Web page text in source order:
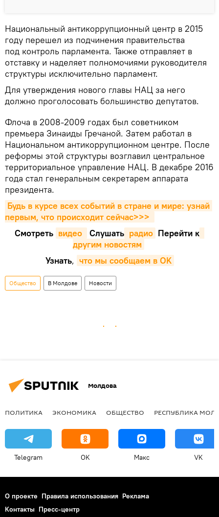
Национальный антикоррупционный центр в 2015
году перешел из подчинения правительства
под контроль парламента. Также отправляет в
отставку и наделяет полномочиями руководителя
структуры исключительно парламент.
Для утверждения нового главы НАЦ за него
должно проголосовать большинство депутатов.
Флоча в 2008-2009 годах был советником
премьера Зинаиды Гречаной. Затем работал в
Национальном антикоррупционном центре. После
реформы этой структуры возглавил центральное
территориальное управление НАЦ. В декабре 2016
года стал генеральным секретарем аппарата
президента.
Будь в курсе всех событий в стране и мире: узнай
первым, что происходит сейчаc>>>
Смотреть видео Cлушать радио Перейти к
другим новостям
Узнать, что мы сообщаем в OK
Общество В Молдове Новости
Молдова
ПОЛИТИКА ЭКОНОМИКА ОБЩЕСТВО РЕСПУБЛИКА
Telegram OK Макс VK
О проекте Правила использования Реклама
Контакты Пресс-центр